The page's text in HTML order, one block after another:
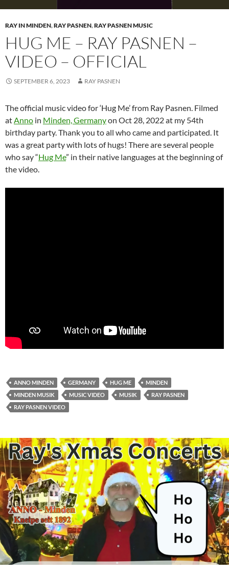
RAY IN MINDEN,RAY PASNEN,RAY PASNEN MUSIC
HUG ME – RAY PASNEN –
VIDEO – OFFICIAL
SEPTEMBER 6, 2023 RAY PASNEN
The official music video for ‘Hug Me’ from Ray Pasnen. Filmed
atAnno in Minden, Germanyon Oct 28, 2022 at my 54th
birthday party. Thank you to all who came and participated. It
was a great party with lots of hugs! There are several people
who say “Hug Me” in their native languages at the beginning of
the video.
ANNO MINDEN GERMANY HUG ME
MINDEN
MINDEN MUSIK
MUSIC VIDEO MUSIK
RAY PASNEN
RAY PASNEN VIDEO